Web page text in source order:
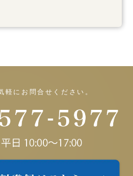
軽にお問合せください。